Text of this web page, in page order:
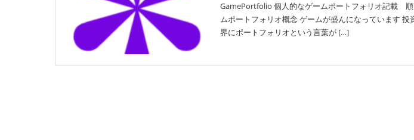
GamePortfolio 個人的なゲームポートフォリオ記載
ムポートフォリオ概念 ゲームが盛んになっています
界にポートフォリオという言葉が […]